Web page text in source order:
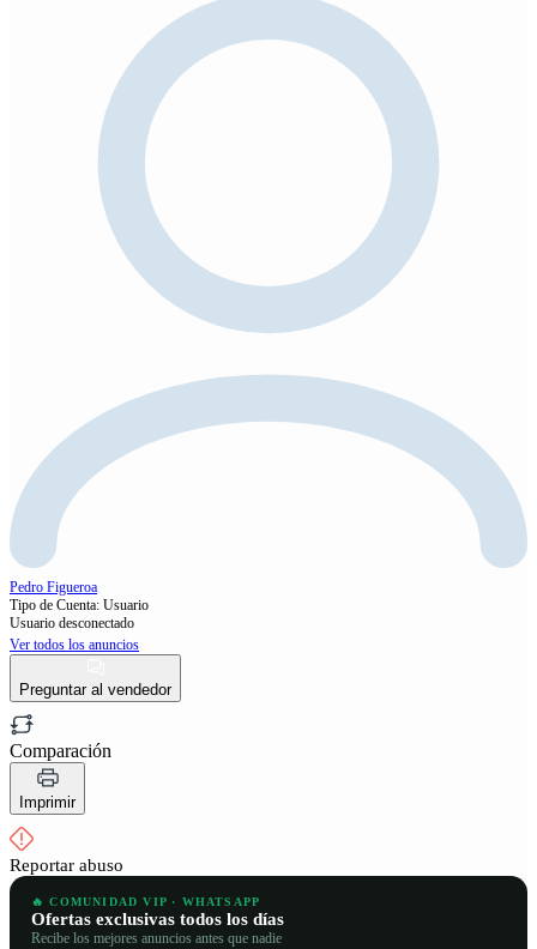
Pedro Figueroa
Tipo de Cuenta: Usuario
Usuario desconectado
Ver todos los anuncios
Preguntar al vendedor
Comparación
Imprimir
Reportar abuso
🔥 COMUNIDAD VIP · WHATSAPP
Ofertas exclusivas todos los días
Recibe los mejores anuncios antes que nadie